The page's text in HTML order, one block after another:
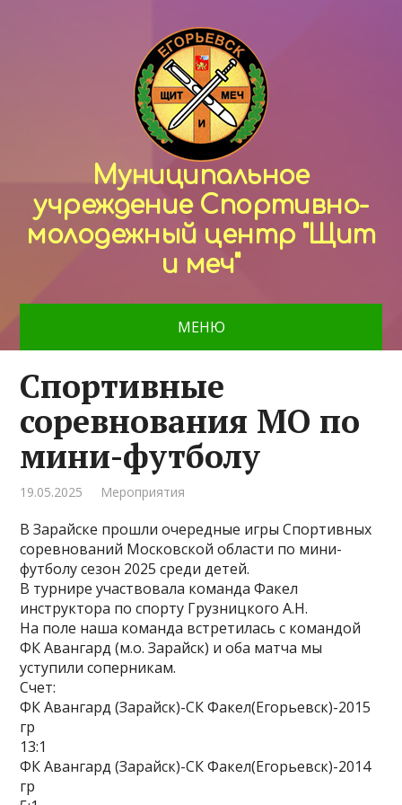
Муниципальное
учреждение Спортивно-
молодежный центр "Щит
и меч"
МЕНЮ
Спортивные
соревнования МО по
мини-футболу
19.05.2025 Мероприятия
В Зарайске прошли очередные игры Спортивных
соревнований Московской области по мини-
футболу сезон 2025 среди детей.
В турнире участвовала команда Факел
инструктора по спорту Грузницкого А.Н.
На поле наша команда встретилась с командой
ФК Авангард (м.о. Зарайск) и оба матча мы
уступили соперникам.
Счет:
ФК Авангард (Зарайск)-СК Факел(Егорьевск)-2015
гр
13:1
ФК Авангард (Зарайск)-СК Факел(Егорьевск)-2014
гр